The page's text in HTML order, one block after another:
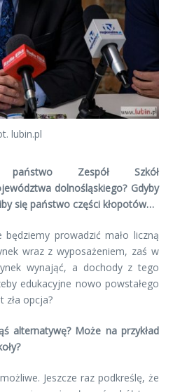
lubin.pl
państwo Zespół Szkół
dolnośląskiego? Gdyby
się państwo części kłopotów…
prowadzić mało liczną
wraz z wyposażeniem, zaś w
wynająć, a dochody z tego
edukacyjne nowo powstałego
zła opcja?
alternatywę? Może na przykład
Jeszcze raz podkreślę, że